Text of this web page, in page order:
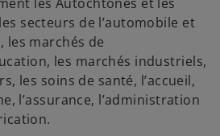
secteurs de l’automobile et
les marchés de
les marchés industriels,
les soins de santé, l’accueil,
l’assurance, l’administration